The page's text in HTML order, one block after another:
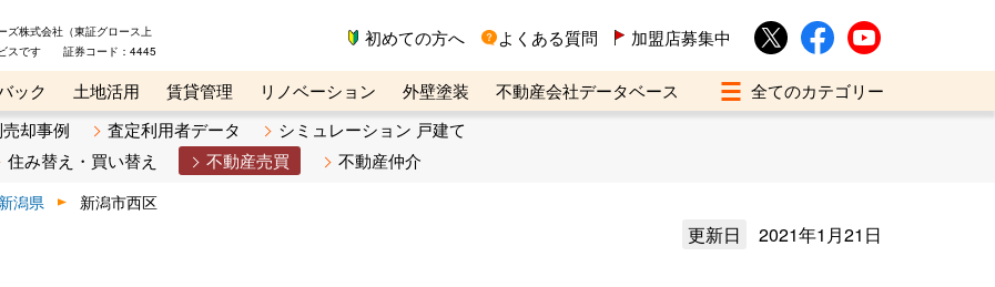
ズ株式会社（東証グロース上
ビスです 証券コード：4445
初めての方へ よくある質問 加盟店募集中
ック 土地活用 賃貸管理 リノベーション 外壁塗装
不動産会社データベース
イン講座 リビンマガジンBiz 不動産売却ご相談デスク
却事例 査定利用者データ
シミュレーション 戸建て
住み替え・買い替え 不動産売買 不動産仲介
新潟県 新潟市西区
更新日 2021年1月21日